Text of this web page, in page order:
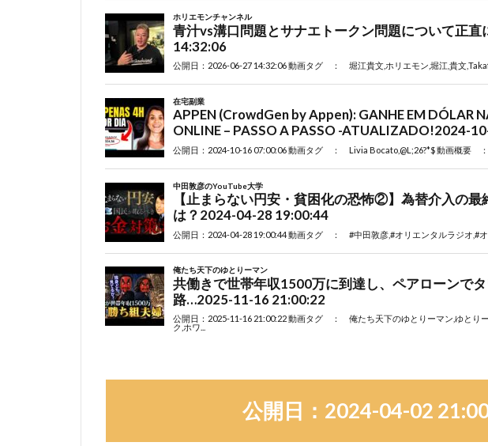
公開日：2024-04-02